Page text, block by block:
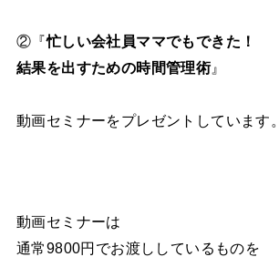
②『忙しい会社員ママでもできた！
結果を出すための時間管理術』
動画セミナーをプレゼントしています。
動画セミナーは
通常9800円でお渡ししているものを